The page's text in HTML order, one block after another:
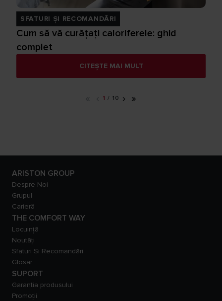
SFATURI ȘI RECOMANDĂRI
Cum să vă curățați caloriferele: ghid
complet
CITEȘTE MAI MULT
1 / 10 › »
ARISTON GROUP
Despre Noi
Grupul
Carieră
THE COMFORT WAY
Locuință
Noutăți
Sfaturi Si Recomandări
Glosar
SUPORT
Garantia produsului
Promoții